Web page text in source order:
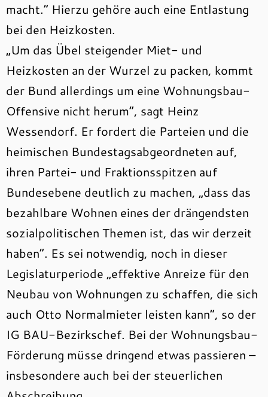
macht.“ Hierzu gehöre auch eine Entlastung
bei den Heizkosten.
„Um das Übel steigender Miet- und
Heizkosten an der Wurzel zu packen, kommt
der Bund allerdings um eine Wohnungsbau-
Offensive nicht herum“, sagt Heinz
Wessendorf. Er fordert die Parteien und die
heimischen Bundestagsabgeordneten auf,
ihren Partei- und Fraktionsspitzen auf
Bundesebene deutlich zu machen, „dass das
bezahlbare Wohnen eines der drängendsten
sozialpolitischen Themen ist, das wir derzeit
haben“. Es sei notwendig, noch in dieser
Legislaturperiode „effektive Anreize für den
Neubau von Wohnungen zu schaffen, die sich
auch Otto Normalmieter leisten kann“, so der
IG BAU-Bezirkschef. Bei der Wohnungsbau-
Förderung müsse dringend etwas passieren –
insbesondere auch bei der steuerlichen